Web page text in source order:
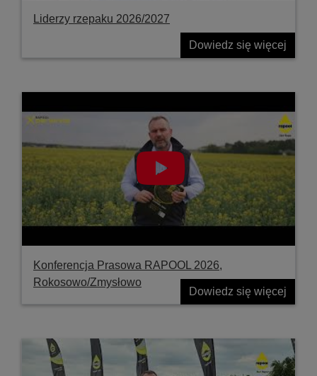
Liderzy rzepaku 2026/2027
Dowiedz się więcej
Konferencja Prasowa RAPOOL 2026,
Rokosowo/Zmysłowo
Dowiedz się więcej